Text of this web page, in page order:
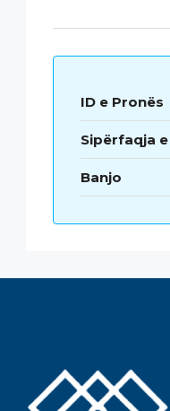
ID e Pronës
Sipërfaqja
Banjo